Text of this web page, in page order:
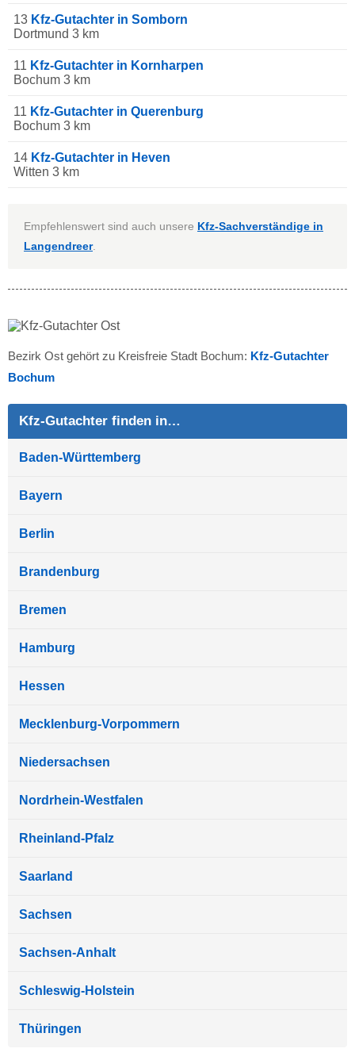
13 Kfz-Gutachter in Somborn
Dortmund 3 km
11 Kfz-Gutachter in Kornharpen
Bochum 3 km
11 Kfz-Gutachter in Querenburg
Bochum 3 km
14 Kfz-Gutachter in Heven
Witten 3 km
Empfehlenswert sind auch unsere Kfz-Sachverständige in
Langendreer.
Bezirk Ost gehört zu Kreisfreie Stadt Bochum: Kfz-Gutachter
Bochum
Kfz-Gutachter finden in…
Baden-Württemberg
Bayern
Berlin
Brandenburg
Bremen
Hamburg
Hessen
Mecklenburg-Vorpommern
Niedersachsen
Nordrhein-Westfalen
Rheinland-Pfalz
Saarland
Sachsen
Sachsen-Anhalt
Schleswig-Holstein
Thüringen